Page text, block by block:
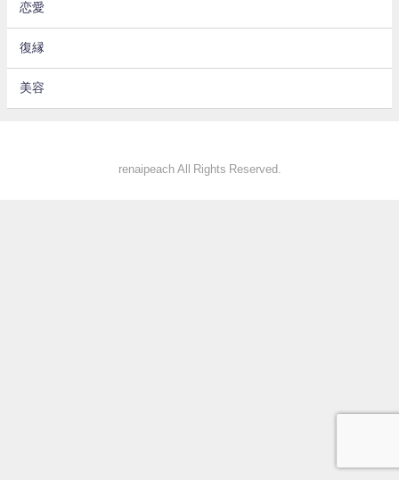
恋愛
復縁
美容
renaipeach All Rights Reserved.